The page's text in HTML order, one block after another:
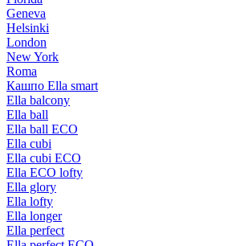
Geneva
Helsinki
London
New York
Roma
Кашпо Ella smart
Ella balcony
Ella ball
Ella ball ECO
Ella cubi
Ella cubi ECO
Ella ECO lofty
Ella glory
Ella lofty
Ella longer
Ella perfect